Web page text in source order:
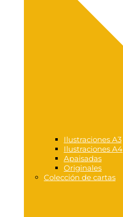
Ilustraciones A3
Ilustraciones A4
Apaisadas
Originales
Colección de cartas